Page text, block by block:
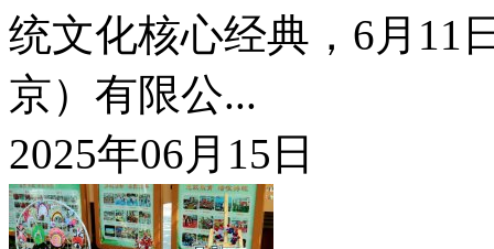
统文化核心经典，6月11
京）有限公...
2025年06月15日